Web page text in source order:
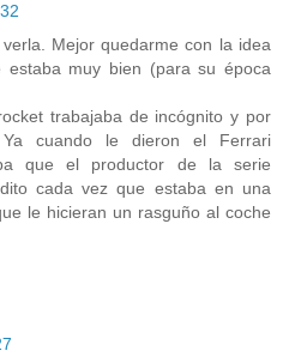
Mejor quedarme con la idea
muy bien (para su época
trabajaba de incógnito y por
cuando le dieron el Ferrari
que el productor de la serie
cada vez que estaba en una
le hicieran un rasguño al coche